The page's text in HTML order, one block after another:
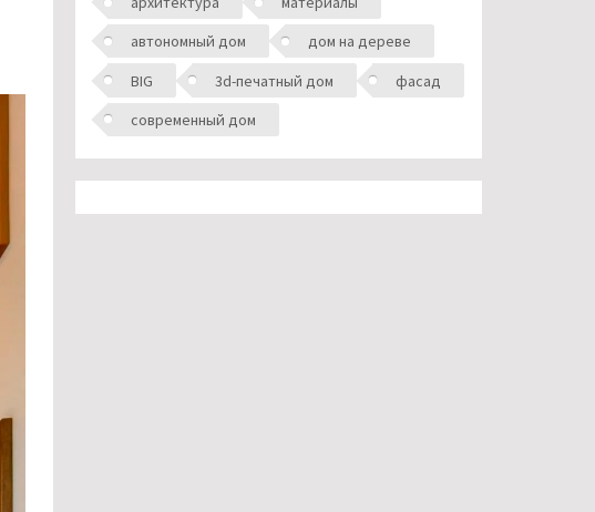
автономный дом
дом на дереве
BIG
3d-печатный дом
фасад
современный дом